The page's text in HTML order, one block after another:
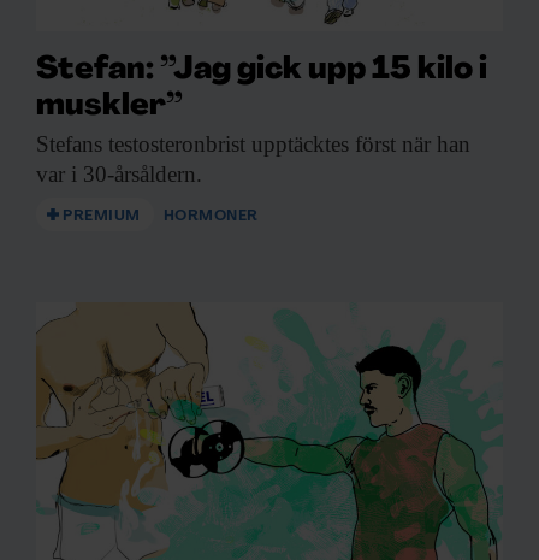
Stefan: ”Jag gick upp 15 kilo i
muskler”
Stefans testosteronbrist upptäcktes först när han
var i 30-årsåldern.
PREMIUM HORMONER